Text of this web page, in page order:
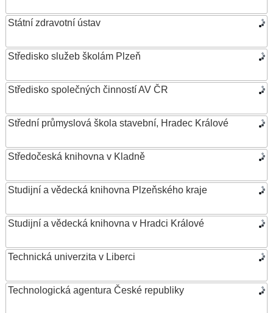
Státní zdravotní ústav
Středisko služeb školám Plzeň
Středisko společných činností AV ČR
Střední průmyslová škola stavební, Hradec Králové
Středočeská knihovna v Kladně
Studijní a vědecká knihovna Plzeňského kraje
Studijní a vědecká knihovna v Hradci Králové
Technická univerzita v Liberci
Technologická agentura České republiky